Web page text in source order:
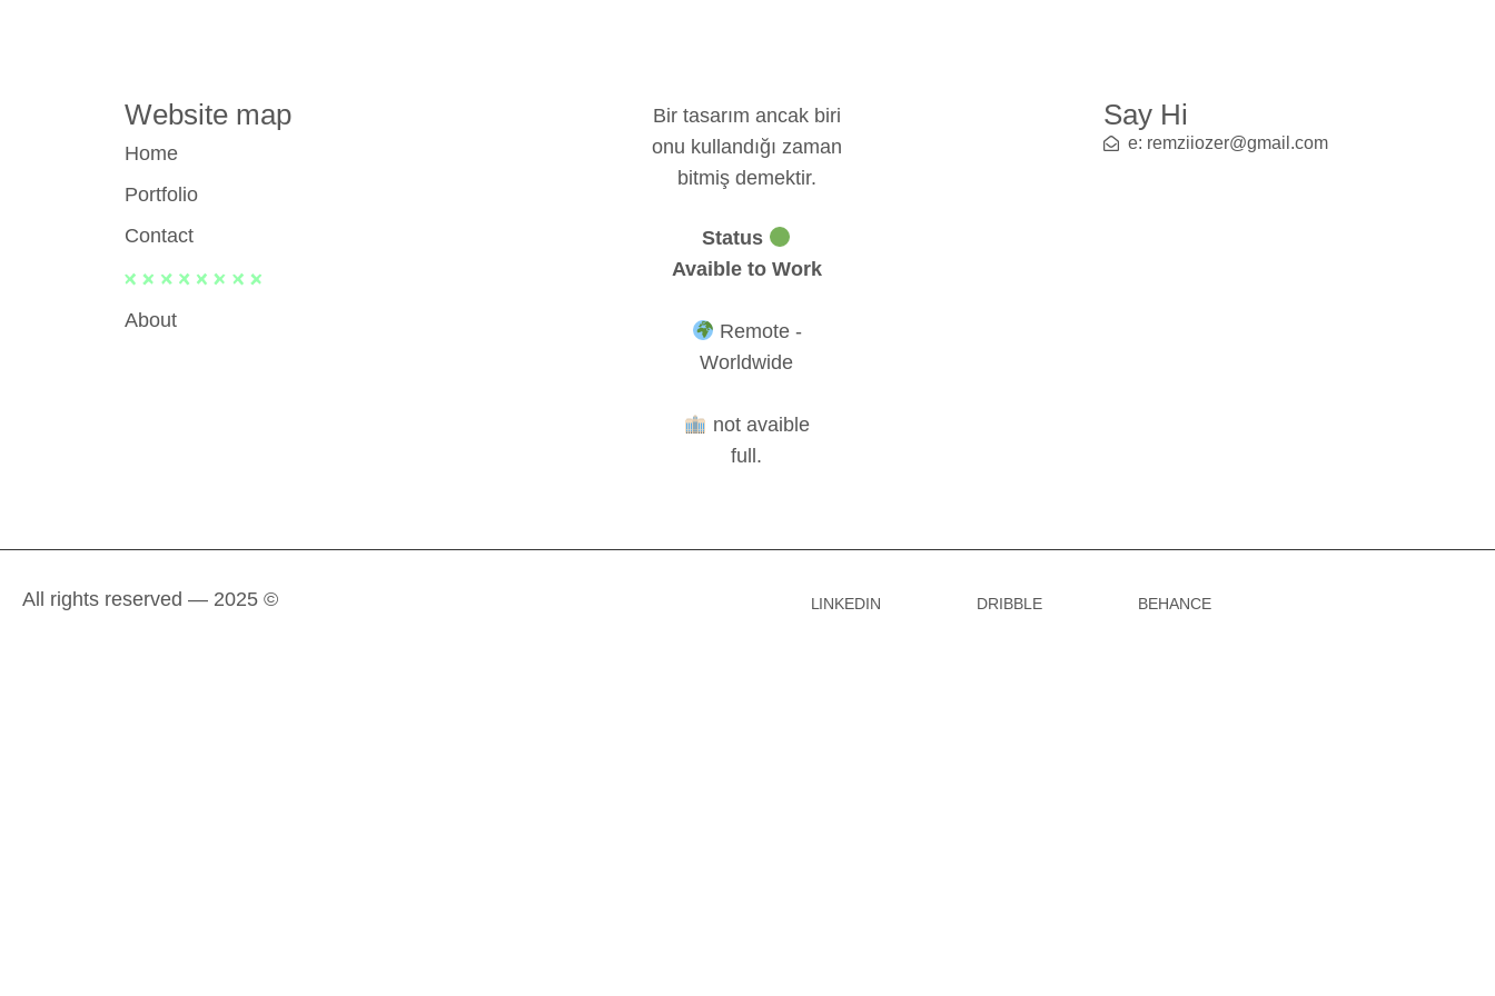
Website map
Home
Portfolio
Contact
About
Bir tasarım ancak biri
onu kullandığı zaman
bitmiş demektir.
Status
Avaible to Work
Remote -
Worldwide
not avaible
full.
Say Hi
e: remziiozer@gmail.com
All rights reserved — 2025 © LINKEDIN DRIBBLE BEHANCE